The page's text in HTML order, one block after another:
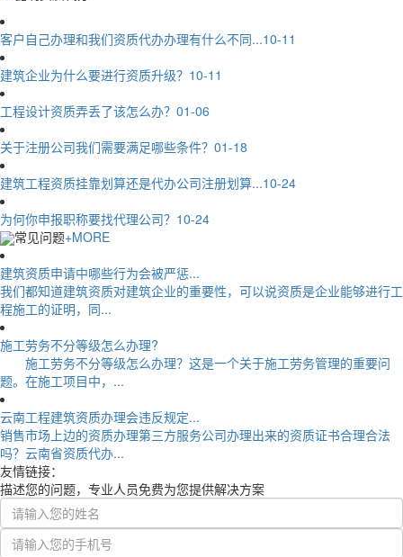
客户自己办理和我们资质代办办理有什么不同...10-11
建筑企业为什么要进行资质升级？ 10-11
工程设计资质弄丢了该怎么办？ 01-06
关于注册公司我们需要满足哪些条件？ 01-18
建筑工程资质挂靠划算还是代办公司注册划算...10-24
为何你申报职称要找代理公司？ 10-24
常见问题+MORE
建筑资质申请中哪些行为会被严惩...
我们都知道建筑资质对建筑企业的重要性，可以说资质是企业能够进行工
程施工的证明，同...
施工劳务不分等级怎么办理?
施工劳务不分等级怎么办理？这是一个关于施工劳务管理的重要问
题。在施工项目中，...
云南工程建筑资质办理会违反规定...
销售市场上边的资质办理第三方服务公司办理出来的资质证书合理合法
吗？云南省资质代办...
友情链接：
描述您的问题，专业人员免费为您提供解决方案